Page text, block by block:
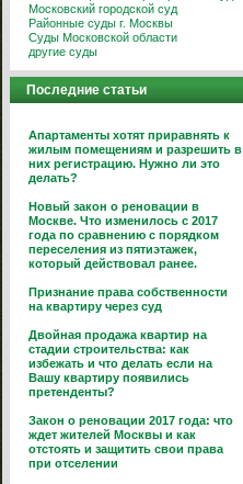
Московский городской суд
Районные суды г. Москвы
Суды Московской области
другие суды
Последние статьи
Апартаменты хотят приравнять к
жилым помещениям и разрешить в
них регистрацию. Нужно ли это
делать?
Новый закон о реновации в
Москве. Что изменилось с 2017
года по сравнению с порядком
переселения из пятиэтажек,
который действовал ранее.
Признание права собственности
на квартиру через суд
Двойная продажа квартир на
стадии строительства: как
избежать и что делать если на
Вашу квартиру появились
претенденты?
Закон о реновации 2017 года: что
ждет жителей Москвы и как
отстоять и защитить свои права
при отселении